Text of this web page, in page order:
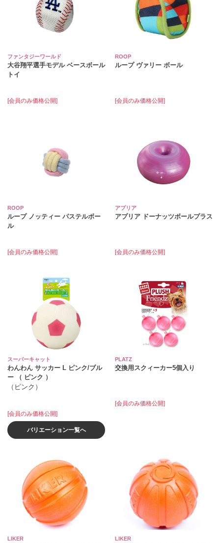
ファンタジーワールド
大谷翔平選手モデル ベースボール
トイ
[会員のみ価格公開]
ROOP
ループ ヴァリー ボール
[会員のみ価格公開]
ROOP
ループ ノッティー パステルボー
ル
[会員のみ価格公開]
アプリア
アプリア ドーナッツボールプラス
[会員のみ価格公開]
スーパーキャット
わんわん サッカー L ピンク/ブル
ー （ ピンク ）
（ピンク）
[会員のみ価格公開]
バリエーション一覧へ
PLATZ
交換用スクィーカー5個入り
[会員のみ価格公開]
LIKER LIKER